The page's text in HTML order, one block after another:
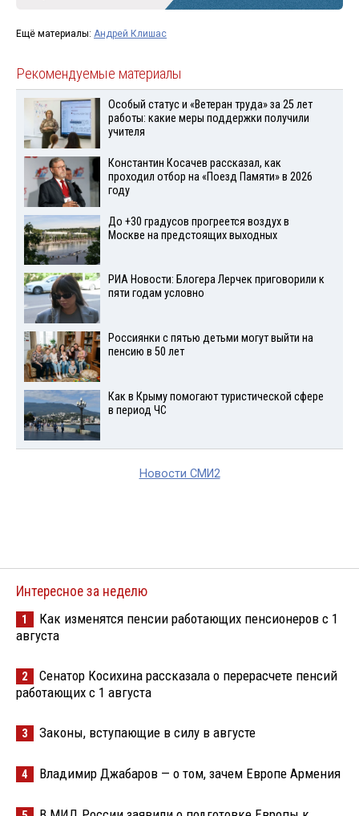
Ещё материалы: Андрей Клишас
Рекомендуемые материалы
Особый статус и «Ветеран труда» за 25 лет
работы: какие меры поддержки получили
учителя
Константин Косачев рассказал, как
проходил отбор на «Поезд Памяти» в 2026
году
До +30 градусов прогреется воздух в
Москве на предстоящих выходных
РИА Новости: Блогера Лерчек приговорили к
пяти годам условно
Россиянки с пятью детьми могут выйти на
пенсию в 50 лет
Как в Крыму помогают туристической сфере
в период ЧС
Новости СМИ2
Интересное за неделю
1
Как изменятся пенсии работающих пенсионеров с 1
августа
2
Сенатор Косихина рассказала о перерасчете пенсий
работающих с 1 августа
3 Законы, вступающие в силу в августе
4 Владимир Джабаров — о том, зачем Европе Армения